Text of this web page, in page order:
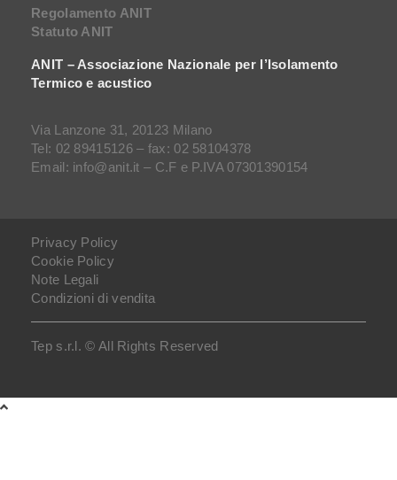
Regolamento ANIT
Statuto ANIT
ANIT – Associazione Nazionale per l’Isolamento
Termico e acustico
Via Lanzone 31, 20123 Milano
Tel: 02 89415126 – fax: 02 58104378
Email: info@anit.it – C.F e P.IVA 07301390154
Tep s.r.l. © All Rights Reserved
Privacy Policy
Cookie Policy
Note Legali
Condizioni di vendita